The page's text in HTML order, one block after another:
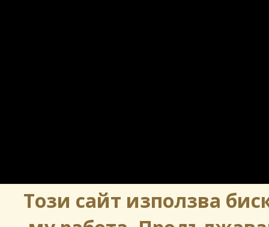
Този сайт използва